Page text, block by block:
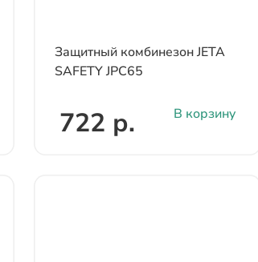
Защитный комбинезон JETA
SAFETY JPC65
722 р. В корзину